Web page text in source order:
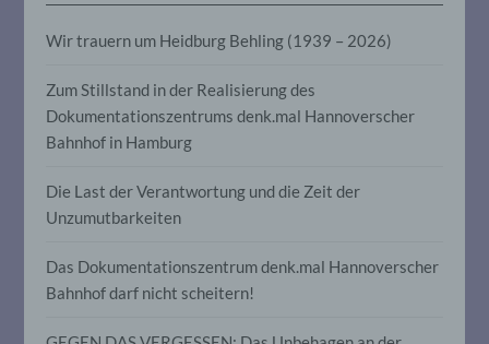
Wir trauern um Heidburg Behling (1939 – 2026)
Zum Stillstand in der Realisierung des
Dokumentationszentrums denk.mal Hannoverscher
Bahnhof in Hamburg
Die Last der Verantwortung und die Zeit der
Unzumutbarkeiten
Das Dokumentationszentrum denk.mal Hannoverscher
Bahnhof darf nicht scheitern!
Pseudonymisierung ist die Verarbeitung
ohne Hinzuziehung zusätzlicher
Informationen nicht mehr einer
spezifischen betroffenen Person
zugeordnet werden können, sofern diese
aufbewahrt werden und technischen und
organisatorischen Maßnahmen
identifizierten oder identifizierbaren
natürlichen Person zugewiesen werden.